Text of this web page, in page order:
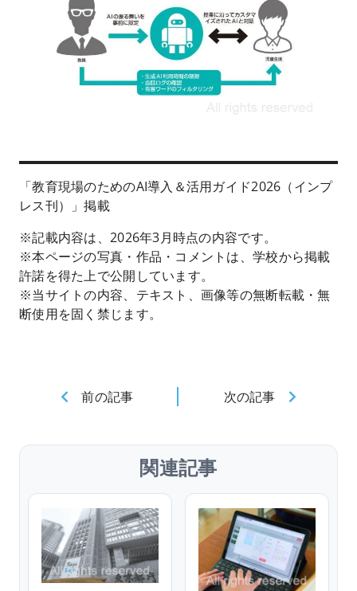
「教育現場のためのAI導入＆活用ガイド2026（インプ
レス刊）」掲載
※記載内容は、2026年3月時点の内容です。
※本ページの写真・作品・コメントは、学校から掲載
許諾を得た上で公開しています。
※当サイトの内容、テキスト、画像等の無断転載・無
断使用を固く禁じます。
前の記事 次の記事
関連記事